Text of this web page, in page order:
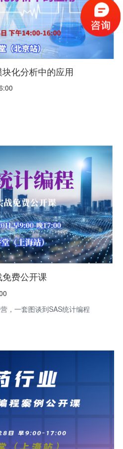
化分析中的应用
费公开课
，一套图谈到SAS统计编程